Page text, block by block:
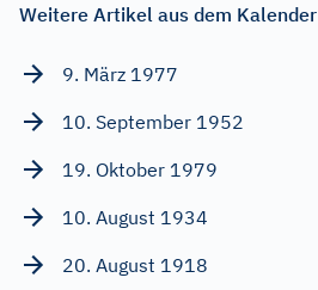
Weitere Artikel aus dem Kalender
9. März 1977
10. September 1952
19. Oktober 1979
10. August 1934
20. August 1918